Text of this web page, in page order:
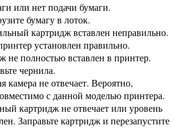
или нет подачи бумаги.
бумагу в лоток.
картридж вставлен неправильно.
установлен правильно.
полностью вставлен в принтер.
чернила.
не отвечает. Вероятно,
с данной моделью принтера.
картридж не отвечает или уровень
Заправьте картридж и перезапустите